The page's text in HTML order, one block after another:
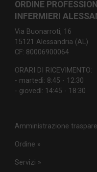
ORDINE
INFERMIERI
Via Buonarroti, 16
15121 Alessandria (AL)
CF: 80006900064
ORARI DI RICEVIMENTO:
- martedì: 8:45 - 12:30
- giovedì: 14:45 - 18:30
Amministrazione
Ordine »
Servizi »